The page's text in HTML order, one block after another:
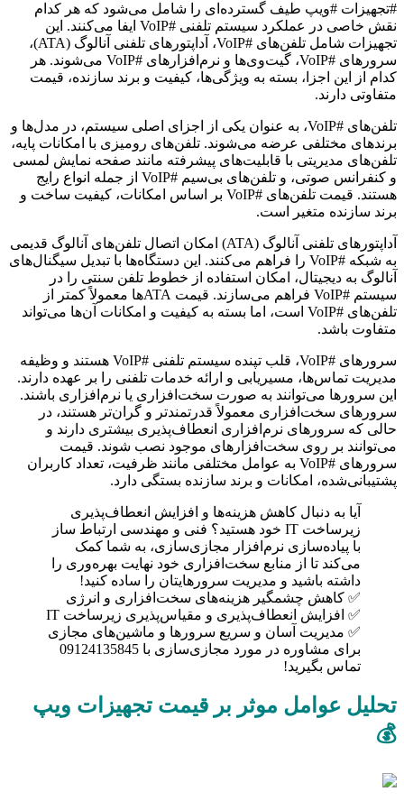
#تجهیزات #ویپ طیف گسترده‌ای را شامل می‌شود که هر کدام
نقش خاصی در عملکرد سیستم تلفنی #VoIP ایفا می‌کنند. این
تجهیزات شامل تلفن‌های #VoIP، آداپتورهای تلفنی آنالوگ (ATA)،
سرورهای #VoIP، گیت‌وی‌ها و نرم‌افزارهای #VoIP می‌شوند. هر
کدام از این اجزا، بسته به ویژگی‌ها، کیفیت و برند سازنده، قیمت
متفاوتی دارند.
تلفن‌های #VoIP، به عنوان یکی از اجزای اصلی سیستم، در مدل‌ها و
برندهای مختلفی عرضه می‌شوند. تلفن‌های رومیزی با امکانات پایه،
تلفن‌های مدیریتی با قابلیت‌های پیشرفته مانند صفحه نمایش لمسی
و کنفرانس صوتی، و تلفن‌های بی‌سیم #VoIP از جمله انواع رایج
هستند. قیمت تلفن‌های #VoIP بر اساس امکانات، کیفیت ساخت و
برند سازنده متغیر است.
آداپتورهای تلفنی آنالوگ (ATA) امکان اتصال تلفن‌های آنالوگ قدیمی
به شبکه #VoIP را فراهم می‌کنند. این دستگاه‌ها با تبدیل سیگنال‌های
آنالوگ به دیجیتال، امکان استفاده از خطوط تلفن سنتی را در
سیستم #VoIP فراهم می‌سازند. قیمت ATAها معمولاً کمتر از
تلفن‌های #VoIP است، اما بسته به کیفیت و امکانات آن‌ها می‌تواند
متفاوت باشد.
سرورهای #VoIP، قلب تپنده سیستم تلفنی #VoIP هستند و وظیفه
مدیریت تماس‌ها، مسیریابی و ارائه خدمات تلفنی را بر عهده دارند.
این سرورها می‌توانند به صورت سخت‌افزاری یا نرم‌افزاری باشند.
سرورهای سخت‌افزاری معمولاً قدرتمندتر و گران‌تر هستند، در
حالی که سرورهای نرم‌افزاری انعطاف‌پذیری بیشتری دارند و
می‌توانند بر روی سخت‌افزارهای موجود نصب شوند. قیمت
سرورهای #VoIP به عوامل مختلفی مانند ظرفیت، تعداد کاربران
پشتیبانی‌شده، امکانات و برند سازنده بستگی دارد.
آیا به دنبال کاهش هزینه‌ها و افزایش انعطاف‌پذیری
زیرساخت IT خود هستید؟ فنی و مهندسی ارتباط ساز
با پیاده‌سازی نرم‌افزار مجازی‌سازی، به شما کمک
می‌کند تا از منابع سخت‌افزاری خود نهایت بهره‌وری را
داشته باشید و مدیریت سرورهایتان را ساده کنید!
✅ کاهش چشمگیر هزینه‌های سخت‌افزاری و انرژی
✅ افزایش انعطاف‌پذیری و مقیاس‌پذیری زیرساخت IT
✅ مدیریت آسان و سریع سرورها و ماشین‌های مجازی
برای مشاوره در مورد مجازی‌سازی با 09124135845
تماس بگیرید!
تحلیل عوامل موثر بر قیمت تجهیزات ویپ
💰